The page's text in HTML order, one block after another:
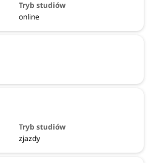
online
zjazdy